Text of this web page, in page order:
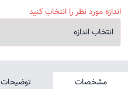
اندازه مورد نظر را انتخاب کنید
مشخصات توضیحات